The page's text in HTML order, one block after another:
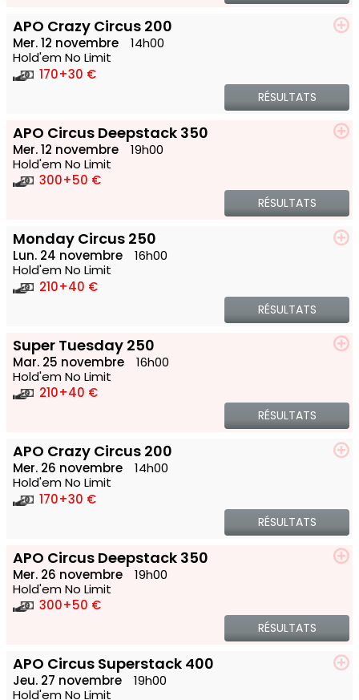
Mer. 12 novembre 14h00
APO Crazy Circus 200
Hold'em No Limit
170+30 €
RÉSULTATS
Mer. 12 novembre 19h00
APO Circus Deepstack 350
Hold'em No Limit
300+50 €
RÉSULTATS
Lun. 24 novembre 16h00
Monday Circus 250
Hold'em No Limit
210+40 €
RÉSULTATS
Mar. 25 novembre 16h00
Super Tuesday 250
Hold'em No Limit
210+40 €
RÉSULTATS
Mer. 26 novembre 14h00
APO Crazy Circus 200
Hold'em No Limit
170+30 €
RÉSULTATS
Mer. 26 novembre 19h00
APO Circus Deepstack 350
Hold'em No Limit
300+50 €
RÉSULTATS
Jeu. 27 novembre 19h00
APO Circus Superstack 400
Hold'em No Limit